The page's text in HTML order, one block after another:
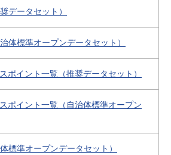
データセット）
体標準オープンデータセット）
ポイント一覧（推奨データセット）
ポイント一覧（自治体標準オープン
標準オープンデータセット）